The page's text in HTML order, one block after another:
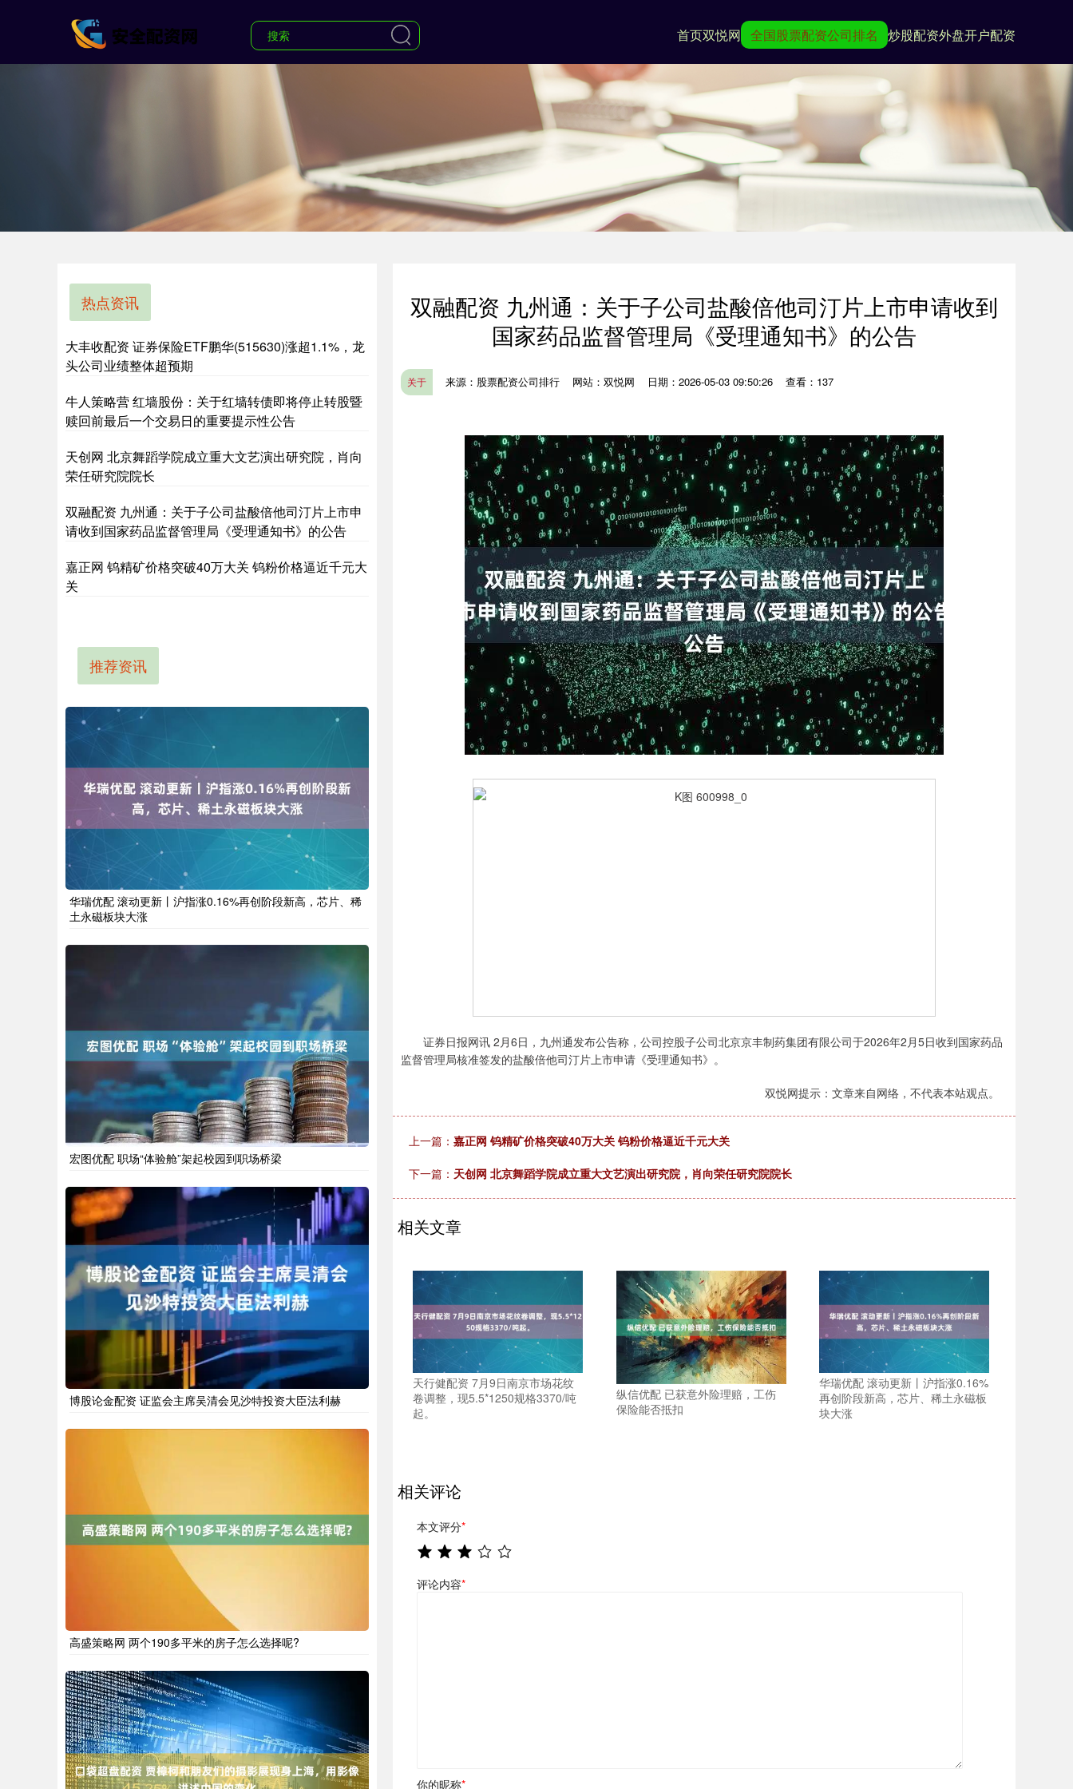
首页双悦网 全国股票配资公司排名 炒股配资外盘开户配资
双融配资 九州通：关于子公司盐酸倍他司汀片上市申请收到
国家药品监督管理局《受理通知书》的公告
关于 来源：股票配资公司排行 网站：双悦网 日期：2026-05-03 09:50:26 查看：137
证券日报网讯 2月6日，九州通发布公告称，公司控股子公司北京京丰制药集团有限公司于2026年2月5日收到国家药品
监督管理局核准签发的盐酸倍他司汀片上市申请《受理通知书》。
双悦网提示：文章来自网络，不代表本站观点。
上一篇： 嘉正网 钨精矿价格突破40万大关 钨粉价格逼近千元大关
下一篇： 天创网 北京舞蹈学院成立重大文艺演出研究院，肖向荣任研究院院长
相关文章
天行健配资 7月9日南京市场花纹
卷调整，现5.5*1250规格3370/吨
起。
纵信优配 已获意外险理赔，工伤
保险能否抵扣
华瑞优配 滚动更新丨沪指涨0.16%
再创阶段新高，芯片、稀土永磁板
块大涨
相关评论
本文评分*
评论内容*
你的昵称*
热点资讯
大丰收配资 证券保险ETF鹏华(515630)涨超1.1%，龙
头公司业绩整体超预期
牛人策略营 红墙股份：关于红墙转债即将停止转股暨
赎回前最后一个交易日的重要提示性公告
天创网 北京舞蹈学院成立重大文艺演出研究院，肖向
荣任研究院院长
双融配资 九州通：关于子公司盐酸倍他司汀片上市申
请收到国家药品监督管理局《受理通知书》的公告
嘉正网 钨精矿价格突破40万大关 钨粉价格逼近千元大
关
推荐资讯
华瑞优配 滚动更新丨沪指涨0.16%再创阶段新高，芯片、稀
土永磁板块大涨
宏图优配 职场“体验舱”架起校园到职场桥梁
博股论金配资 证监会主席吴清会见沙特投资大臣法利赫
高盛策略网 两个190多平米的房子怎么选择呢?